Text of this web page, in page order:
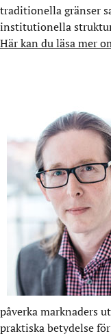
traditionella gränser
institutionella
Här kan du läsa mer
påverka marknaders
praktiska betydelse